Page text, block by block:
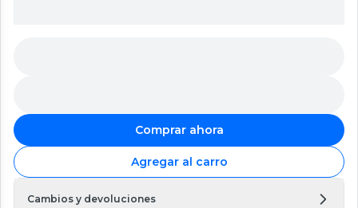
Comprar ahora
Agregar al carro
Cambios y devoluciones